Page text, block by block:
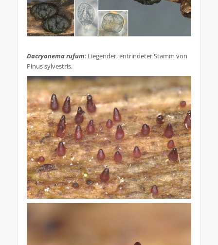
Dacryonema rufum: Liegender, entrindeter Stamm von
Pinus sylvestris.